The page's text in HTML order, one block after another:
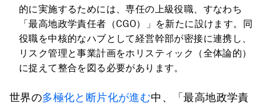
的に実施するためには、専任の上級役職、すなわち
「最高地政学責任者（CGO）」を新たに設けます。同
役職を中核的なハブとして経営幹部が密接に連携し、
リスク管理と事業計画をホリスティック（全体論的）
に捉えて整合を図る必要があります。
世界の多極化と断片化が進む中、「最高地政学責